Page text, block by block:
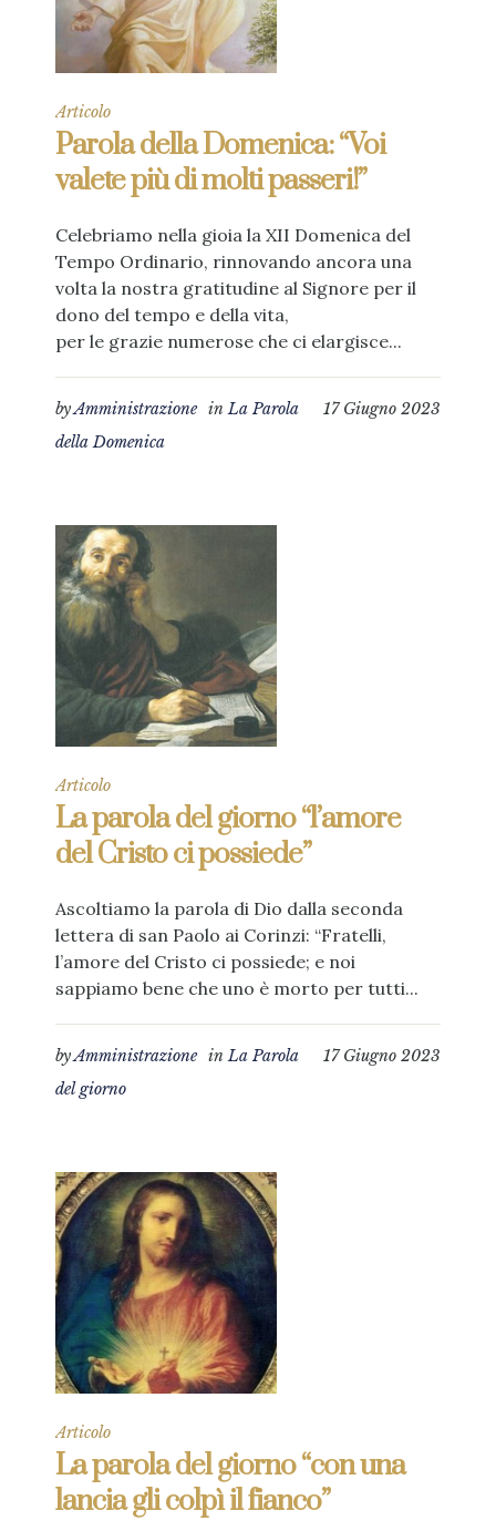
Articolo
Parola della Domenica: “Voi
valete più di molti passeri!”
Celebriamo nella gioia la XII Domenica del
Tempo Ordinario, rinnovando ancora una
volta la nostra gratitudine al Signore per il
dono del tempo e della vita,
per le grazie numerose che ci elargisce...
17 Giugno 2023
byAmministrazione inLa Parola
della Domenica
Articolo
La parola del giorno “l’amore
del Cristo ci possiede”
Ascoltiamo la parola di Dio dalla seconda
lettera di san Paolo ai Corinzi: “Fratelli,
l’amore del Cristo ci possiede; e noi
sappiamo bene che uno è morto per tutti...
17 Giugno 2023
byAmministrazione inLa Parola
del giorno
Articolo
La parola del giorno “con una
lancia gli colpì il fianco”